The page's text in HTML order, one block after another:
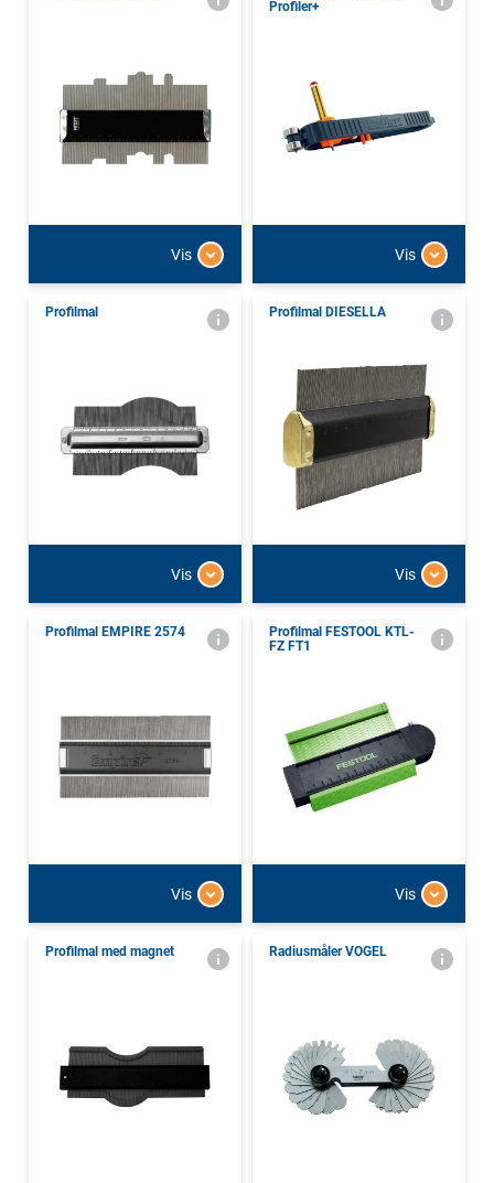
Vis
Profiler+
Vis
Profilmal
Vis
Profilmal DIESELLA
Vis
Profilmal EMPIRE 2574
Vis
Profilmal FESTOOL KTL-
FZ FT1
Vis
Profilmal med magnet Radiusmåler VOGEL